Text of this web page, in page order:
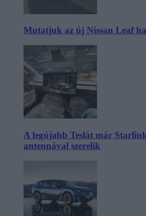
Mutatjuk az új Nissan Leaf
A legújabb Teslát már
antennával szerelik